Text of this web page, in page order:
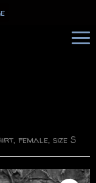
female, size S